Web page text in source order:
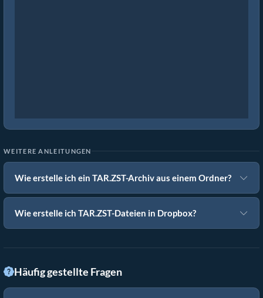
WEITERE ANLEITUNGEN
Wie erstelle ich ein TAR.ZST-Archiv aus einem Ordner?
Wie erstelle ich TAR.ZST-Dateien in Dropbox?
Häufig gestellte Fragen